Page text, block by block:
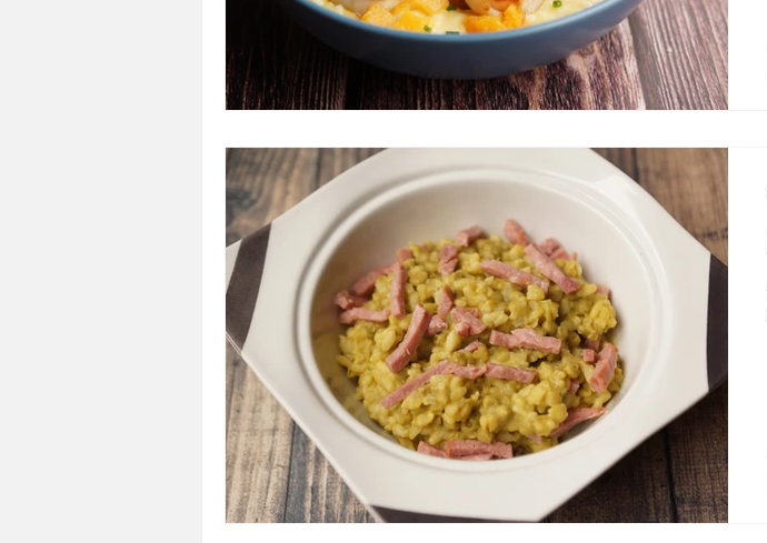
Bouchées apéritives Bowlcakes bowlcakes salés Cakes et muffins
Crêpes, gaufres et pancakes Desserts au chocolat Desserts aux fruits
Entrées chaudes Entrées de fête ou d'exception Entrées froides